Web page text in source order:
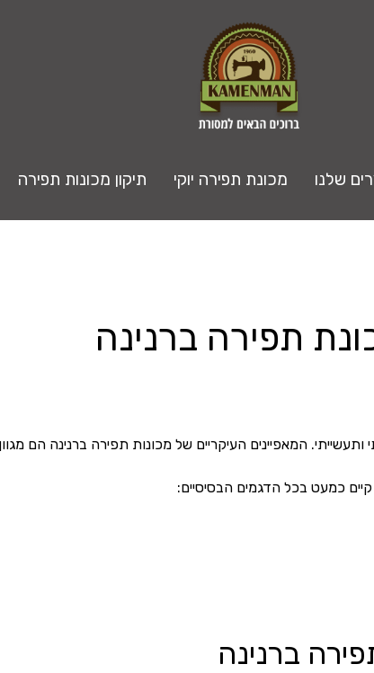
שלנו מכונת תפירה יוקי תיקון מכונות תפירה
תפירה ברנינה
ותעשייתי. המאפיינים העיקריים של מכונות תפירה ברנינה הם
כמעט בכל הדגמים הבסיסיים:
ברנינה